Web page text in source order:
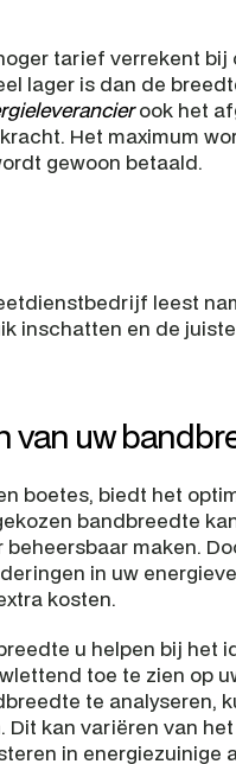
tarief verrekent
lager is dan de
ook het
Het maximum
gewoon betaald.
leest
inschatten en de
van uw
boetes, biedt het
bandbreedte
maken.
in uw
kosten.
u helpen bij het
toe te zien op
te analyseren,
kan variëren van
in energiezuinige